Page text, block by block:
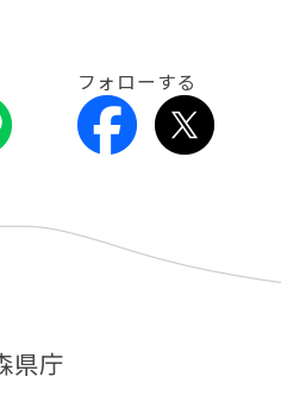
フォローする
県庁